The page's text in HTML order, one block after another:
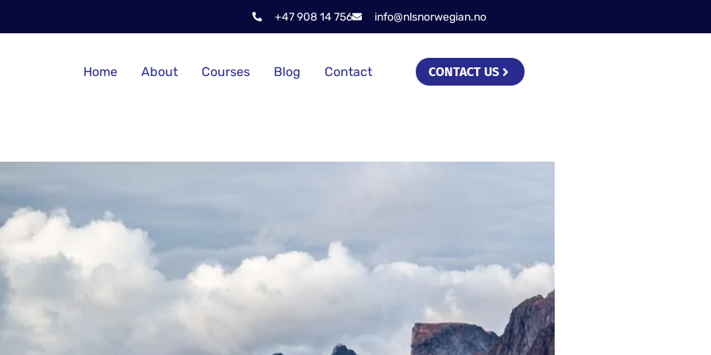
+47 908 14 756 info@nlsnorwegian.no
Home About Courses Blog Contact CONTACT US